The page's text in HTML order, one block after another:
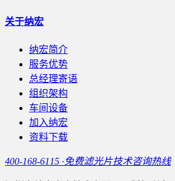
关于纳宏
纳宏简介
服务优势
总经理寄语
组织架构
车间设备
加入纳宏
资料下载
400-168-6115 ·免费滤光片技术咨询热线